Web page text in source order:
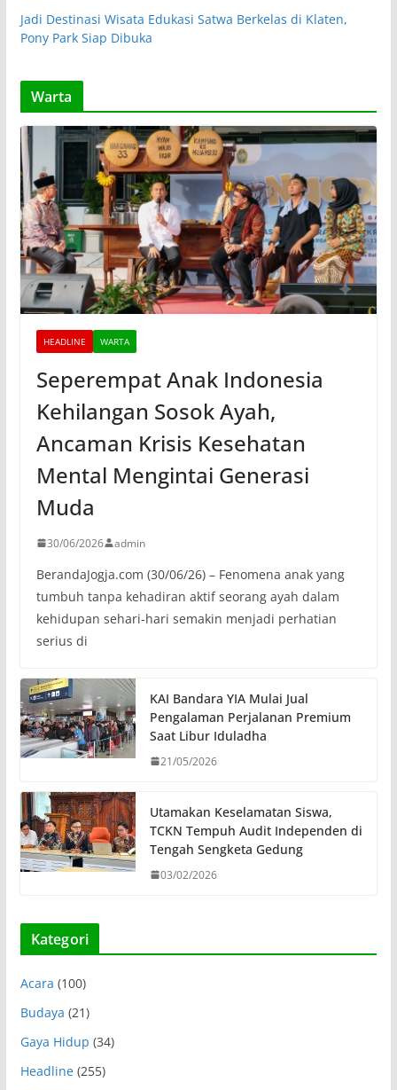
Jadi Destinasi Wisata Edukasi Satwa Berkelas di Klaten,
Pony Park Siap Dibuka
Warta
HEADLINE WARTA
Seperempat Anak Indonesia
Kehilangan Sosok Ayah,
Ancaman Krisis Kesehatan
Mental Mengintai Generasi
Muda
30/06/2026 admin
BerandaJogja.com (30/06/26) – Fenomena anak yang
tumbuh tanpa kehadiran aktif seorang ayah dalam
kehidupan sehari-hari semakin menjadi perhatian
serius di
KAI Bandara YIA Mulai Jual
Pengalaman Perjalanan Premium
Saat Libur Iduladha
21/05/2026
Utamakan Keselamatan Siswa,
TCKN Tempuh Audit Independen di
Tengah Sengketa Gedung
03/02/2026
Kategori
Acara (100)
Budaya (21)
Gaya Hidup (34)
Headline(255)